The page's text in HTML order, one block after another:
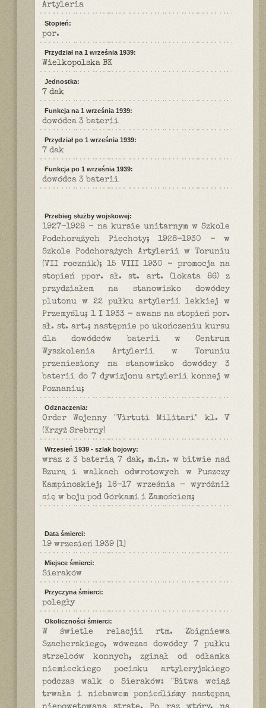
Artyleria
Stopień:
por.
Przydział na 1 września 1939:
Wielkopolska BK
Jednostka:
7 dak
Funkcja na 1 września 1939:
dowódca 3 baterii
Przydział po 1 września 1939:
7 dak
Funkcja po 1 września 1939:
dowódca 3 baterii
Przebieg służby wojskowej:
1927-1928 - na kursie unitarnym w Szkole
Podchorążych Piechoty; 1928-1930 - w
Szkole Podchorążych Artylerii w Toruniu
(VII rocznik); 15 VIII 1930 - promocja na
stopień ppor. sł. st. art. (lokata 86) z
przydziałem na stanowisko dowódcy
plutonu w 22 pułku artylerii lekkiej w
Przemyślu; 1 I 1933 - awans na stopień por.
sł. st. art.; następnie po ukończeniu kursu
dla dowódców baterii w Centrum
Wyszkolenia Artylerii w Toruniu
przeniesiony na stanowisko dowódcy 3
baterii do 7 dywizjonu artylerii konnej w
Poznaniu;
Odznaczenia:
Order Wojenny "Virtuti Militari" kl. V
(Krzyż Srebrny)
Wrzesień 1939 - szlak bojowy:
wraz z 3 baterią 7 dak, m.in. w bitwie nad
Bzurą i walkach odwrotowych w Puszczy
Kampinoskiej; 16-17 września - wyróżnił
się w boju pod Górkami i Zamościem;
Data śmierci:
19 wrzesień 1939 [1]
Miejsce śmierci:
Sieraków
Przyczyna śmierci:
poległy
Okoliczności śmierci:
W świetle relacjii rtm. Zbigniewa
Szacherskiego, wówczas dowódcy 7 pułku
strzelców konnych, zginął od odłamka
niemieckiego pocisku artyleryjskiego
podczas walk o Sieraków: "Bitwa wciąż
trwała i niebawem ponieśliśmy następną